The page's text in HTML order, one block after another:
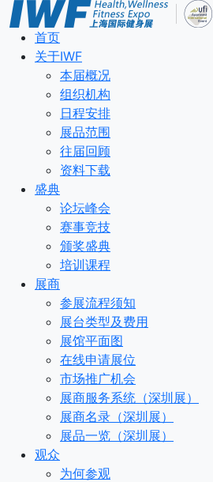
首页
关于IWF
本届概况
组织机构
日程安排
展品范围
往届回顾
资料下载
盛典
论坛峰会
赛事竞技
颁奖盛典
培训课程
展商
参展流程须知
展台类型及费用
展馆平面图
在线申请展位
市场推广机会
展商服务系统（深圳展）
展商名录（深圳展）
展品一览（深圳展）
观众
为何参观